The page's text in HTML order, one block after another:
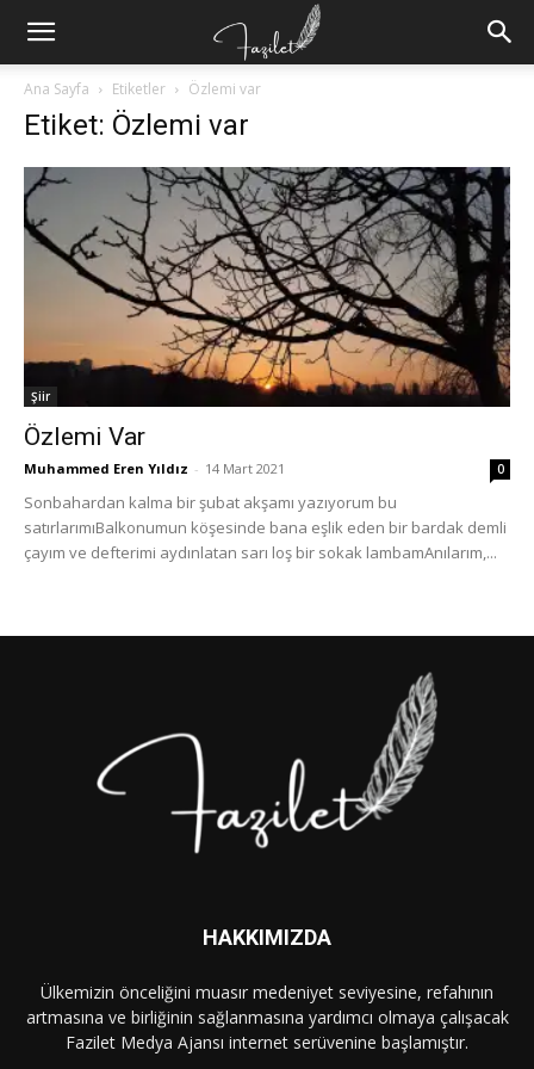
Ana Sayfa Etiketler Özlemi var
Etiket: Özlemi var
Şiir
Özlemi Var
Muhammed Eren Yıldız - 14 Mart 2021 0
Sonbahardan kalma bir şubat akşamı yazıyorum bu
satırlarımıBalkonumun köşesinde bana eşlik eden bir bardak demli
çayım ve defterimi aydınlatan sarı loş bir sokak lambamAnılarım,...
HAKKIMIZDA
Ülkemizin önceliğini muasır medeniyet seviyesine, refahının
artmasına ve birliğinin sağlanmasına yardımcı olmaya çalışacak
Fazilet Medya Ajansı internet serüvenine başlamıştır.